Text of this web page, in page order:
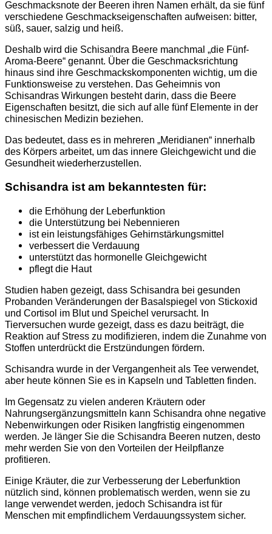
Geschmacksnote der Beeren ihren Namen erhält, da sie fünf
verschiedene Geschmackseigenschaften aufweisen: bitter,
süß, sauer, salzig und heiß.
Deshalb wird die Schisandra Beere manchmal „die Fünf-
Aroma-Beere“ genannt. Über die Geschmacksrichtung
hinaus sind ihre Geschmackskomponenten wichtig, um die
Funktionsweise zu verstehen. Das Geheimnis von
Schisandras Wirkungen besteht darin, dass die Beere
Eigenschaften besitzt, die sich auf alle fünf Elemente in der
chinesischen Medizin beziehen.
Das bedeutet, dass es in mehreren „Meridianen“ innerhalb
des Körpers arbeitet, um das innere Gleichgewicht und die
Gesundheit wiederherzustellen.
Schisandra ist am bekanntesten für:
die Erhöhung der Leberfunktion
die Unterstützung bei Nebennieren
ist ein leistungsfähiges Gehirnstärkungsmittel
verbessert die Verdauung
unterstützt das hormonelle Gleichgewicht
pflegt die Haut
Studien haben gezeigt, dass Schisandra bei gesunden
Probanden Veränderungen der Basalspiegel von Stickoxid
und Cortisol im Blut und Speichel verursacht. In
Tierversuchen wurde gezeigt, dass es dazu beiträgt, die
Reaktion auf Stress zu modifizieren, indem die Zunahme von
Stoffen unterdrückt die Erstzündungen fördern.
Schisandra wurde in der Vergangenheit als Tee verwendet,
aber heute können Sie es in Kapseln und Tabletten finden.
Im Gegensatz zu vielen anderen Kräutern oder
Nahrungsergänzungsmitteln kann Schisandra ohne negative
Nebenwirkungen oder Risiken langfristig eingenommen
werden. Je länger Sie die Schisandra Beeren nutzen, desto
mehr werden Sie von den Vorteilen der Heilpflanze
profitieren.
Einige Kräuter, die zur Verbesserung der Leberfunktion
nützlich sind, können problematisch werden, wenn sie zu
lange verwendet werden, jedoch Schisandra ist für
Menschen mit empfindlichem Verdauungssystem sicher.